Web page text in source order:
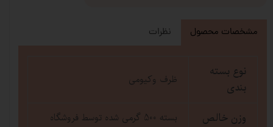
مشخصات محصول نظرات
نوع بسته
بندی
ظرف وکیومی
وزن خالص بسته 500 گرمی شده توسط فروشگاه